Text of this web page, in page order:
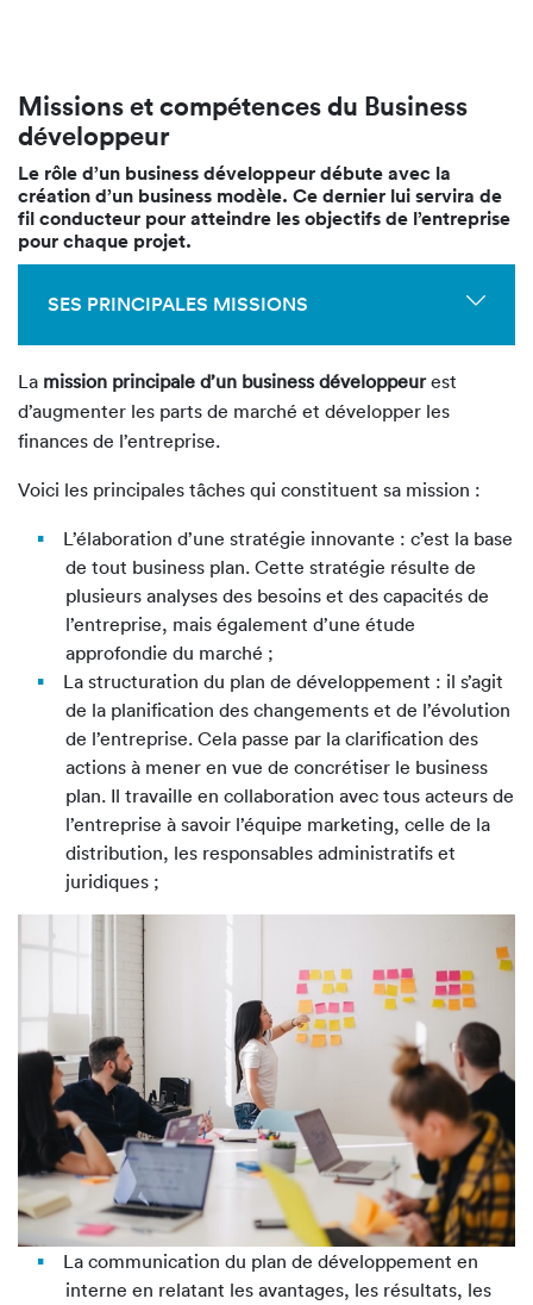
Missions et compétences du Business
développeur
Le rôle d’un business développeur débute avec la
création d’un business modèle. Ce dernier lui servira de
fil conducteur pour atteindre les objectifs de l’entreprise
pour chaque projet.
SES PRINCIPALES MISSIONS
La mission principale d’un business développeurest
d’augmenter les parts de marché et développer les
finances de l’entreprise.
Voici les principales tâches qui constituent sa mission :
L’élaboration d’une stratégie innovante : c’est la base
de tout business plan. Cette stratégie résulte de
plusieurs analyses des besoins et des capacités de
l’entreprise, mais également d’une étude
approfondie du marché ;
La structuration du plan de développement : il s’agit
de la planification des changements et de l’évolution
de l’entreprise. Cela passe par la clarification des
actions à mener en vue de concrétiser le business
plan. Il travaille en collaboration avec tous acteurs de
l’entreprise à savoir l’équipe marketing, celle de la
distribution, les responsables administratifs et
juridiques ;
La communication du plan de développement en
interne en relatant les avantages, les résultats, les